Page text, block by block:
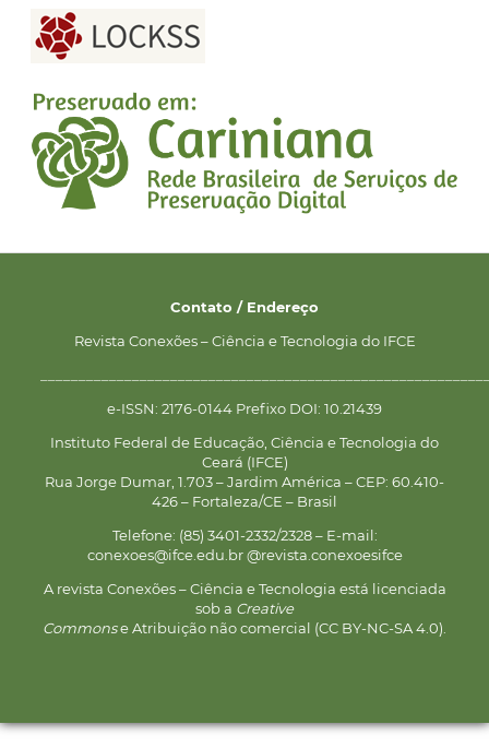
Contato / Endereço
Revista Conexões – Ciência e Tecnologia do IFCE
e-ISSN: 2176-0144 Prefixo DOI: 10.21439
Instituto Federal de Educação, Ciência e Tecnologia do
Ceará (IFCE)
Rua Jorge Dumar, 1.703 – Jardim América – CEP: 60.410-
426 – Fortaleza/CE – Brasil
Telefone: (85) 3401-2332/2328 – E-mail:
conexoes@ifce.edu.br @revista.conexoesifce
A revista Conexões – Ciência e Tecnologia está licenciada
sob a Creative
Commonse Atribuição não comercial (CC BY-NC-SA 4.0).